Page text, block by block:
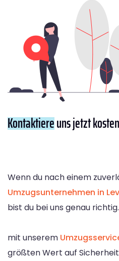
Kontaktiereuns jetzt
Wenn du nach einem
Umzugsunternehmen in
bist du bei uns genau richtig.
mit unserem
größten Wert auf